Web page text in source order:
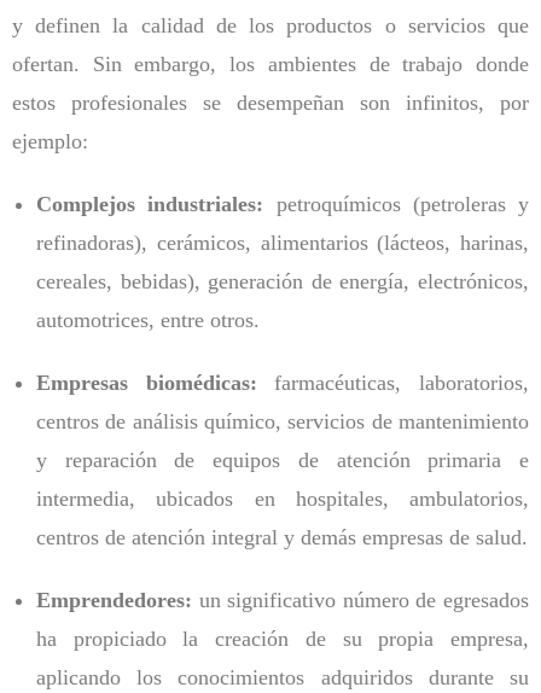
y definen la calidad de los productos o servicios que
ofertan. Sin embargo, los ambientes de trabajo donde
estos profesionales se desempeñan son infinitos, por
ejemplo:
Complejos industriales: petroquímicos (petroleras y
refinadoras), cerámicos, alimentarios (lácteos, harinas,
cereales, bebidas), generación de energía, electrónicos,
automotrices, entre otros.
Empresas biomédicas: farmacéuticas, laboratorios,
centros de análisis químico, servicios de mantenimiento
y reparación de equipos de atención primaria e
intermedia, ubicados en hospitales, ambulatorios,
centros de atención integral y demás empresas de salud.
Emprendedores: un significativo número de egresados
ha propiciado la creación de su propia empresa,
aplicando los conocimientos adquiridos durante su